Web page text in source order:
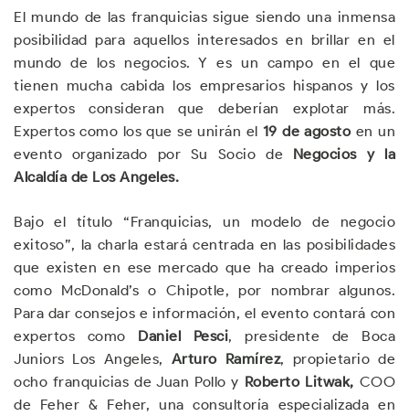
El mundo de las franquicias sigue siendo una inmensa
posibilidad para aquellos interesados en brillar en el
mundo de los negocios. Y es un campo en el que
tienen mucha cabida los empresarios hispanos y los
expertos consideran que deberían explotar más.
Expertos como los que se unirán el 19 de agostoen un
evento organizado por Su Socio de Negocios y la
Alcaldía de Los Angeles.
Bajo el título “Franquicias, un modelo de negocio
exitoso”, la charla estará centrada en las posibilidades
que existen en ese mercado que ha creado imperios
como McDonald’s o Chipotle, por nombrar algunos.
Para dar consejos e información, el evento contará con
expertos como Daniel Pesci, presidente de Boca
Juniors Los Angeles, Arturo Ramírez, propietario de
ocho franquicias de Juan Pollo y Roberto Litwak, COO
de Feher & Feher, una consultoría especializada en